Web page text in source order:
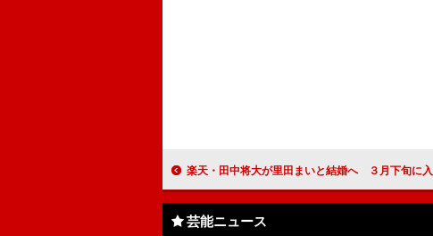
楽天・田中将大が里田まいと結婚へ ３月下旬に入籍予定
芸能ニュース